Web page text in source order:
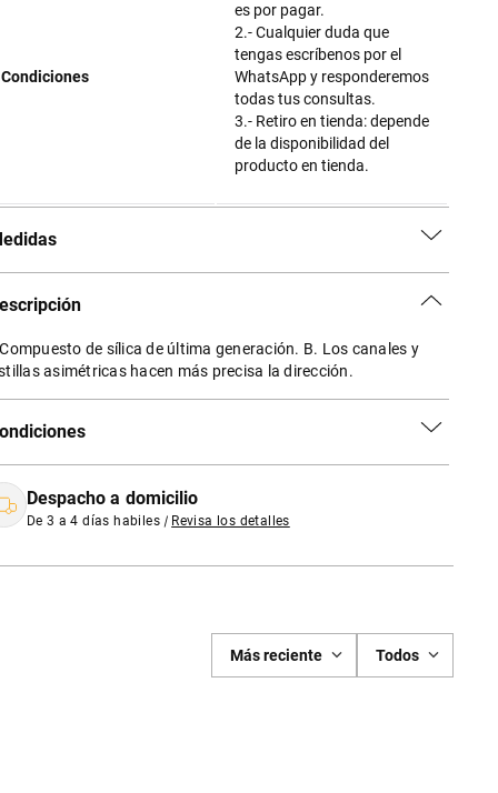
Condiciones
es por pagar.
2.- Cualquier duda que
tengas escríbenos por el
WhatsApp y responderemos
todas tus consultas.
3.- Retiro en tienda: depende
de la disponibilidad del
producto en tienda.
de sílica de última generación. B. Los canales y
asimétricas hacen más precisa la dirección.
Despacho a domicilio
De 3 a 4 días habiles | Revisa los detalles
Más reciente Todos